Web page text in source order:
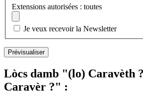
Extensions autorisées : toutes
Je veux recevoir la Newsletter
Lòcs damb "(lo) Caravèth
Caravèr ?" :